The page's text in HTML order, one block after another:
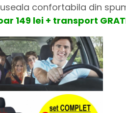
confortabila din
149 lei + transport